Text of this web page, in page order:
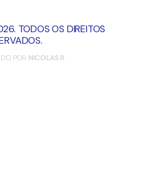
TODOS OS DIREITOS
POR NICOLAS R.